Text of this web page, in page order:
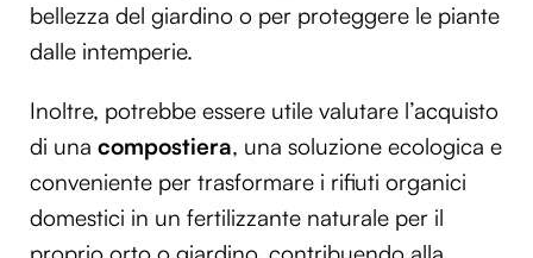
bellezza del giardino o per proteggere le piante
dalle intemperie.
Inoltre, potrebbe essere utile valutare l’acquisto
di una compostiera, una soluzione ecologica e
conveniente per trasformare i rifiuti organici
domestici in un fertilizzante naturale per il